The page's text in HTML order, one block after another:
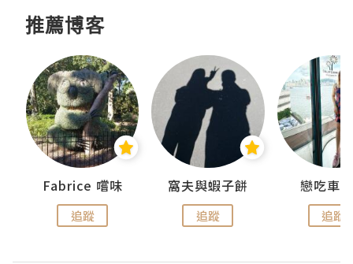
推薦博客
Fabrice 嚐味
追蹤
窩夫與蝦子餅
追蹤
戀吃車
追蹤